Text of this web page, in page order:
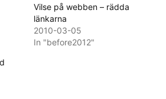
Vilse på webben – rädda
länkarna
2010-03-05
In "before2012"